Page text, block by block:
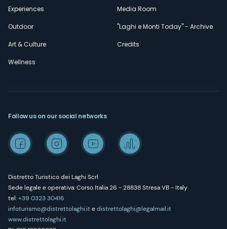
Experiences
Outdoor
Art & Culture
Wellness
Media Room
"Laghi e Monti Today" - Archive
Credits
Distretto Turistico dei Laghi Scrl
Sede legale e operativa: Corso Italia 26 - 28838 Stresa VB - Italy
tel:+39 0323 30416
infoturismo@distrettolaghi.itedistrettolaghi@legalmail.it
www.distrettolaghi.it
Follow us on our social networks